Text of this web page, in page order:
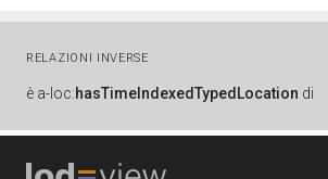
RELAZIONI INVERSE
è a-loc:hasTimeIndexedTypedLocation di